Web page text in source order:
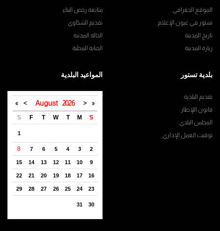
الموقع الجغرافي
تستور في عيون الإعلام
تاريخ المدينة
زيارة المدينة
متابعة رخص البناء
تقديم الشكاوي
الحالة المدنية
الجباية المحلية
بلدية تستور
تقديم البلدية
قانون اللإطار
المجلس البلدي
توقيت العمل الإداري
المواعيد البلدية
«
<
August 2026
>
»
S
M
T
W
T
F
S
1
2
3
4
5
6
7
8
9
10
11
12
13
14
15
16
17
18
19
20
21
22
23
24
25
26
27
28
29
30
31